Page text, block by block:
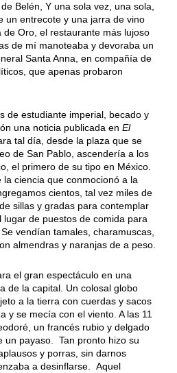
Belén, Y una sola vez, una sola,
un entrecote y una jarra de vino
de Oro, el restaurante más lujoso
de mí manoteaba y devoraba un
Santa Anna, en compañía de
que apenas probaron
de estudiante imperial, becado y
una noticia publicada en El
tal día, desde la plaza que se
de San Pablo, ascendería a los
el primero de su tipo en México.
ciencia que conmocionó a la
cientos, tal vez miles de
sillas y gradas para contemplar
lugar de puestos de comida para
vendían tamales, charamuscas,
almendras y naranjas de a peso.
el gran espectáculo en una
de la capital. Un colosal globo
a la tierra con cuerdas y sacos
y se mecía con el viento. A las 11
un francés rubio y delgado
un payaso. Tan pronto hizo su
y porras, sin darnos
a desinflarse. Aquel